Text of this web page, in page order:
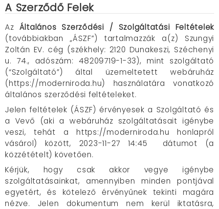
A Szerződő Felek
Az Általános Szerződési / Szolgáltatási Feltételek
(továbbiakban „ÁSZF”) tartalmazzák a(z) Szungyi
Zoltán EV. cég (székhely: 2120 Dunakeszi, Széchenyi
u. 74., adószám: 48209719-1-33), mint szolgáltató
(“Szolgáltató”) által üzemeltetett webáruház
(https://moderniroda.hu) használatára vonatkozó
általános szerződési feltételeket.
Jelen feltételek (ÁSZF) érvényesek a Szolgáltató és
a Vevő (aki a webáruház szolgáltatásait igénybe
veszi, tehát a https://moderniroda.hu honlapról
vásárol) között, 2023-11-27 14:45 dátumot (a
közzétételt) követően.
Kérjük, hogy csak akkor vegye igénybe
szolgáltatásainkat, amennyiben minden pontjával
egyetért, és kötelező érvényűnek tekinti magára
nézve. Jelen dokumentum nem kerül iktatásra,